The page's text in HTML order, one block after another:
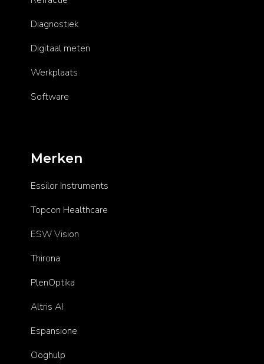
Diagnostiek
Digitaal meten
Werkplaats
Software
Merken
Essilor Instruments
Topcon Healthcare
ESW Vision
Thirona
PlenOptika
Altris AI
Espansione
Ooghulp